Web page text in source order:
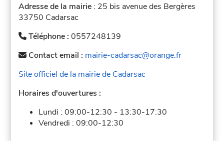
Adresse de la mairie : 25 bis avenue des Bergères
33750 Cadarsac
Téléphone :0557248139
Contact email : mairie-cadarsac@orange.fr
Site officiel de la mairie de Cadarsac
Horaires d'ouvertures :
Lundi :09:00-12:30 - 13:30-17:30
Vendredi :09:00-12:30